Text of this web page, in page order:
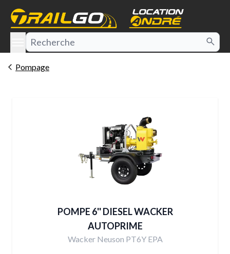
menu
Pompage
POMPE 6'' DIESEL WACKER
AUTOPRIME
Wacker Neuson PT6Y EPA